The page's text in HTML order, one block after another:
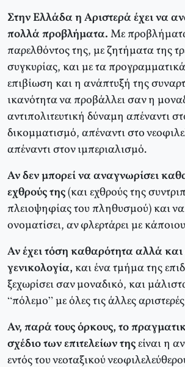
Στην Ελλάδα η Αριστερά έχει να
πολλά προβλήματα.Με
παρελθόντος της, με ζητήματα της
συγκυρίας, και με τα
επιβίωση και η ανάπτυξή της
ικανότητα να προβάλλει σαν η
αντιπολιτευτική δύναμη απέναντι
δικομματισμό, απέναντι στο
απέναντι στον ιμπεριαλισμό.
Αν δεν μπορεί να αναγνωρίσει
εχθρούς της(και εχθρούς της
πλειοψηφίας του πληθυσμού) και
ονοματίσει, αν φλερτάρει με
Αν έχει τόση καθαρότητα αλλά
γενικολογία,και ένα τμήμα της
ξεχωρίσει σαν μοναδικό, και
“πόλεμο” με όλες τις άλλες
Αν, παρά τους όρκους, το
σχέδιο των επιτελείων τηςείναι η
εντός του νεοταξικού